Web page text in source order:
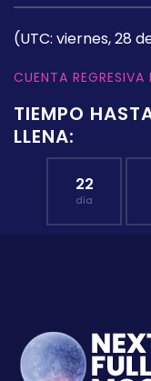
(UTC: viernes, 28
CUENTA REGRESIVA
TIEMPO
LLENA:
22
día